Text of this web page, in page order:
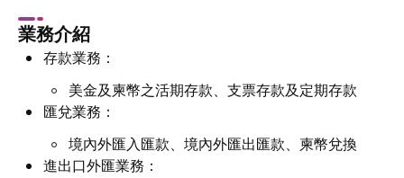
業務介紹
存款業務：
美金及柬幣之活期存款、支票存款及定期存款
匯兌業務：
境內外匯入匯款、境內外匯出匯款、柬幣兌換
進出口外匯業務：